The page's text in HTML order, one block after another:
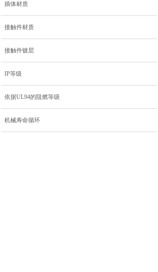
插体材质
接触件材质
接触件镀层
IP等级
依据UL94的阻燃等级
机械寿命循环